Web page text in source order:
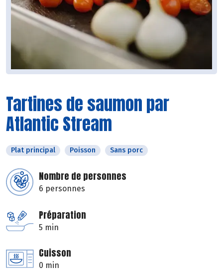
Tartines de saumon par
Atlantic Stream
Plat principal Poisson Sans porc
Nombre de personnes
6 personnes
Préparation
5 min
Cuisson
0 min